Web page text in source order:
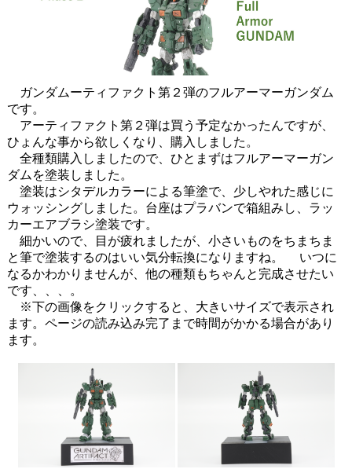
ガンダムーティファクト第２弾のフルアーマーガンダム
です。
アーティファクト第２弾は買う予定なかったんですが、
ひょんな事から欲しくなり、購入しました。
全種類購入しましたので、ひとまずはフルアーマーガン
ダムを塗装しました。
塗装はシタデルカラーによる筆塗で、少しやれた感じに
ウォッシングしました。台座はプラバンで箱組みし、ラッ
カーエアブラシ塗装です。
細かいので、目が疲れましたが、小さいものをちまちま
と筆で塗装するのはいい気分転換になりますね。 いつに
なるかわかりませんが、他の種類もちゃんと完成させたい
です、、、。
※下の画像をクリックすると、大きいサイズで表示され
ます。ページの読み込み完了まで時間がかかる場合があり
ます。